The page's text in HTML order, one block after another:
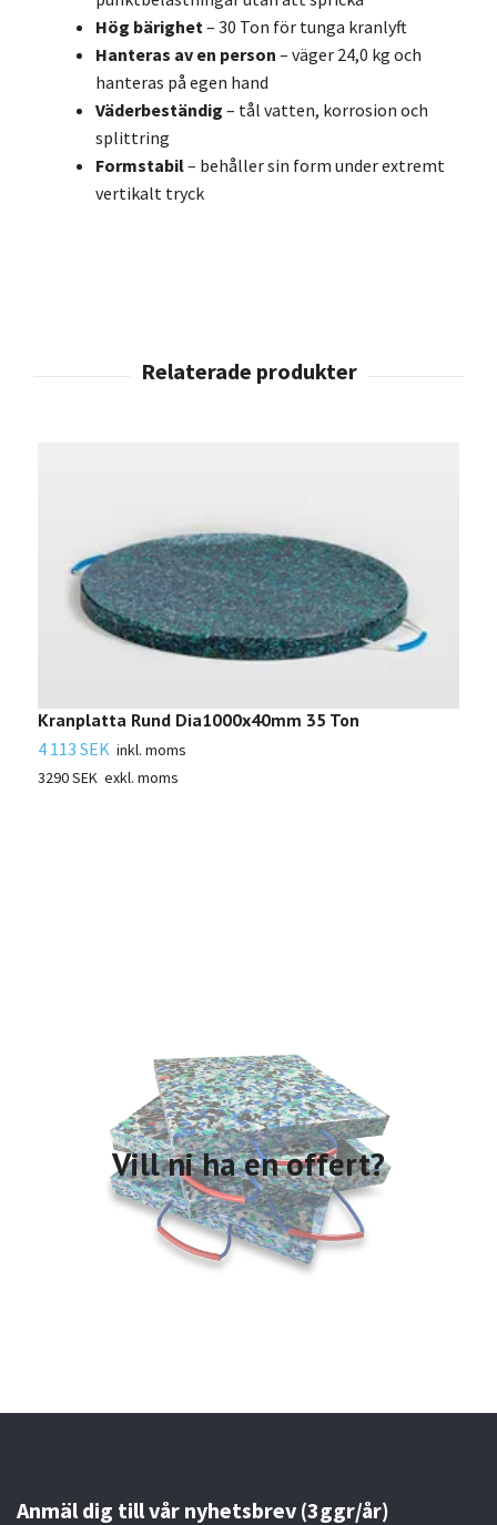
Vill ni ha en offert?
Hög bärighet – 30 Ton för tunga kranlyft
Hanteras av en person – väger 24,0 kg och
hanteras på egen hand
Väderbeständig – tål vatten, korrosion och
splittring
Formstabil– behåller sin form under extremt
vertikalt tryck
Kranplatta Rund Dia1000x40mm 35 Ton
4 113 SEK inkl. moms
3290 SEK exkl. moms
Anmäl dig till vår nyhetsbrev (3ggr/år)